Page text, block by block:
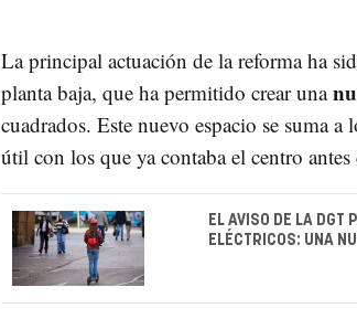
La principal actuación de la reforma ha
planta baja, que ha permitido crear una
cuadrados. Este nuevo espacio se suma
útil con los que ya contaba el centro
EL AVISO DE LA DGT
ELÉCTRICOS: UNA